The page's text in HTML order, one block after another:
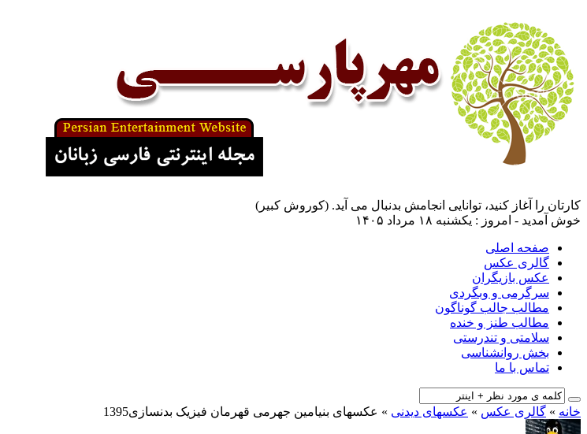
کارتان را آغاز کنید، توانایی انجامش بدنبال می آید. (کوروش کبیر)
خوش آمدید - امروز : یکشنبه ۱۸ مرداد ۱۴۰۵
صفحه اصلی
گالری عکس
عکس بازیگران
سرگرمی و وبگردی
مطالب جالب گوناگون
مطالب طنز و خنده
سلامتی و تندرستی
بخش روانشناسی
تماس با ما
خانه » گالری عکس » عکسهای دیدنی » عکسهای بنیامین جهرمی قهرمان فیزیک بدنسازی1395